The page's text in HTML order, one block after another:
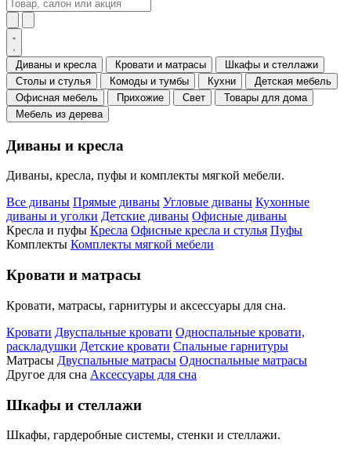
Диваны и кресла Кровати и матрасы
Шкафы и стеллажи
Столы и стулья
Комоды и тумбы Кухни
Детская мебель
Офисная мебель
Прихожие Свет
Товары для дома
Мебель из дерева
Диваны и кресла
Диваны, кресла, пуфы и комплекты мягкой мебели.
Все диваны Прямые диваны Угловые диваны Кухонные
диваны и уголки Детские диваны Офисные диваны
Кресла и пуфы Кресла Офисные кресла и стулья Пуфы
Комплекты Комплекты мягкой мебели
Кровати и матрасы
Кровати, матрасы, гарнитуры и аксессуары для сна.
Кровати Двуспальные кровати Односпальные кровати,
раскладушки Детские кровати Спальные гарнитуры
Матрасы Двуспальные матрасы Односпальные матрасы
Другое для сна Аксессуары для сна
Шкафы и стеллажи
Шкафы, гардеробные системы, стенки и стеллажи.